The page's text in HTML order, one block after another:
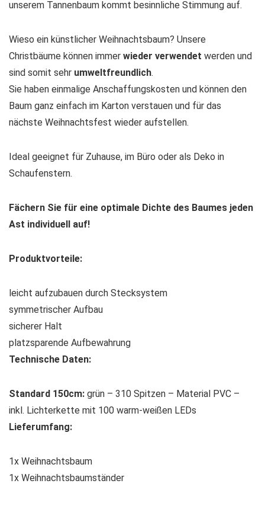
unserem Tannenbaum kommt besinnliche Stimmung auf.
Wieso ein künstlicher Weihnachtsbaum? Unsere
Christbäume können immer wieder verwendet werden und
sind somit sehr umweltfreundlich.
Sie haben einmalige Anschaffungskosten und können den
Baum ganz einfach im Karton verstauen und für das
nächste Weihnachtsfest wieder aufstellen.
Ideal geeignet für Zuhause, im Büro oder als Deko in
Schaufenstern.
Fächern Sie für eine optimale Dichte des Baumes jeden
Ast individuell auf!
Produktvorteile:
leicht aufzubauen durch Stecksystem
symmetrischer Aufbau
sicherer Halt
platzsparende Aufbewahrung
Technische Daten:
Standard 150cm: grün – 310 Spitzen – Material PVC –
inkl. Lichterkette mit 100 warm-weißen LEDs
Lieferumfang:
1x Weihnachtsbaum
1x Weihnachtsbaumständer